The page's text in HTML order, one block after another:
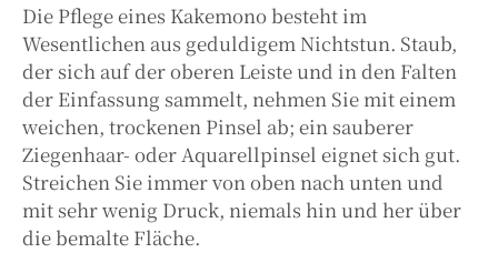
Die Pflege eines Kakemono besteht im
Wesentlichen aus geduldigem Nichtstun. Staub,
der sich auf der oberen Leiste und in den Falten
der Einfassung sammelt, nehmen Sie mit einem
weichen, trockenen Pinsel ab; ein sauberer
Ziegenhaar- oder Aquarellpinsel eignet sich gut.
Streichen Sie immer von oben nach unten und
mit sehr wenig Druck, niemals hin und her über
die bemalte Fläche.